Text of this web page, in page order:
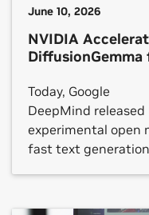
June 10, 2026
NVIDIA
DiffusionGemma
Today, Google
DeepMind
experimental open
fast text
PRO platform and